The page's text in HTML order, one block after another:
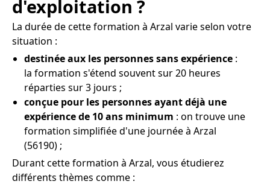
d'exploitation ?
La durée de cette formation à Arzal varie selon votre
situation :
destinée aux les personnes sans expérience :
la formation s'étend souvent sur 20 heures
réparties sur 3 jours ;
conçue pour les personnes ayant déjà une
expérience de 10 ans minimum : on trouve une
formation simplifiée d'une journée à Arzal
(56190) ;
Durant cette formation à Arzal, vous étudierez
différents thèmes comme :